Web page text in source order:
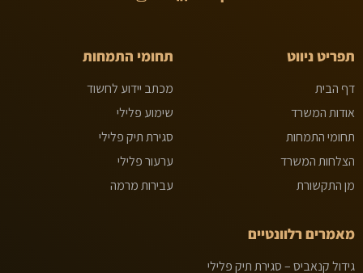
תפריט ניווט
דף הבית
אודות המשרד
תחומי התמחות
הצלחות המשרד
מן התקשורת
תחומי התמחות
מכתב יידוע לחשוד
שימוע פלילי
סגירת תיק פלילי
ערעור פלילי
עבירות מרמה
מאמרים רלוונטיים
גידול קנאביס – סגירת תיק פלילי